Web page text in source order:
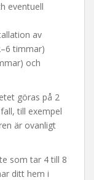
eventuell
av
timmar)
och
göras på 2
till exempel
är ovanligt
som tar 4 till 8
ditt hem i